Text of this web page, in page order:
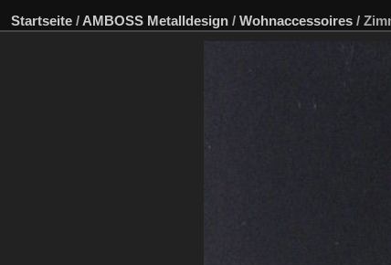
Startseite / AMBOSS Metalldesign / Wohnaccessoires /